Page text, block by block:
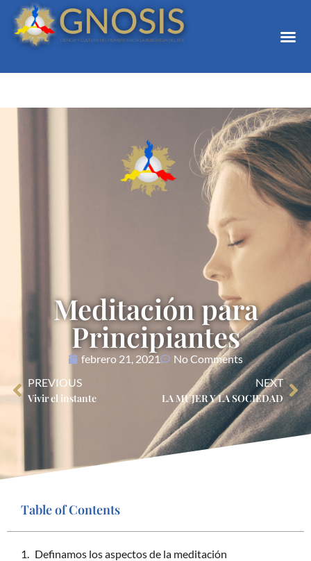
Meditación para
Principiantes
febrero 21, 2021
No Comments
PREVIOUS
Vivir el instante
NEXT
LA MUJER Y LA SOCIEDAD
Table of Contents
Definamos los aspectos de la meditación